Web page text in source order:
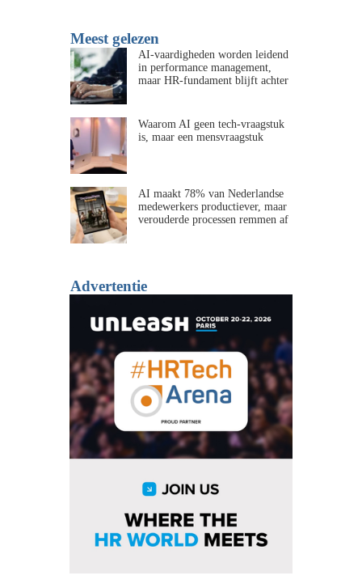
Meest gelezen
AI-vaardigheden worden leidend
in performance management,
maar HR-fundament blijft achter
Waarom AI geen tech-vraagstuk
is, maar een mensvraagstuk
AI maakt 78% van Nederlandse
medewerkers productiever, maar
verouderde processen remmen af
Advertentie